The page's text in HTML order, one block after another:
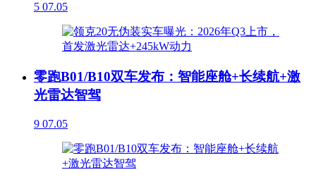
5 07.05
零跑B01/B10双车发布：智能座舱+长续航+激
光雷达智驾
9 07.05